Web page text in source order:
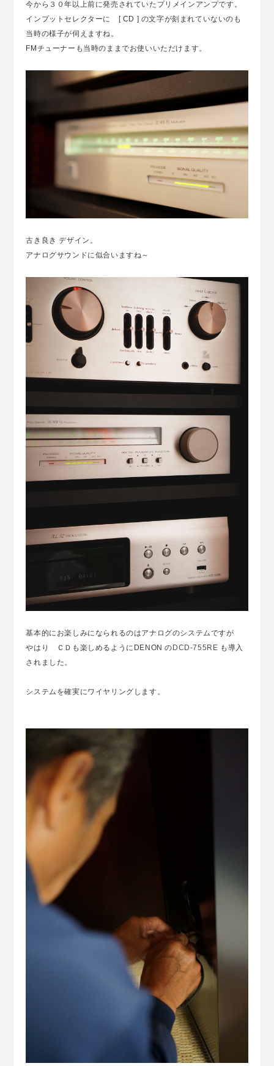
今から３０年以上前に発売されていたプリメインアンプです。
インプットセレクターに [ CD ] の文字が刻まれていないのも
当時の様子が伺えますね。
FMチューナーも当時のままでお使いいただけます。
古き良き デザイン。
アナログサウンドに似合いますね～
基本的にお楽しみになられるのはアナログのシステムですが
やはり ＣＤも楽しめるようにDENON の DCD-755RE も導入
されました。
システムを確実にワイヤリングします。